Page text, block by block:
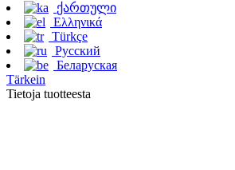
ქართული
Ελληνικά
Türkçe
Русский
Беларуская
Tärkein
Tietoja tuotteesta